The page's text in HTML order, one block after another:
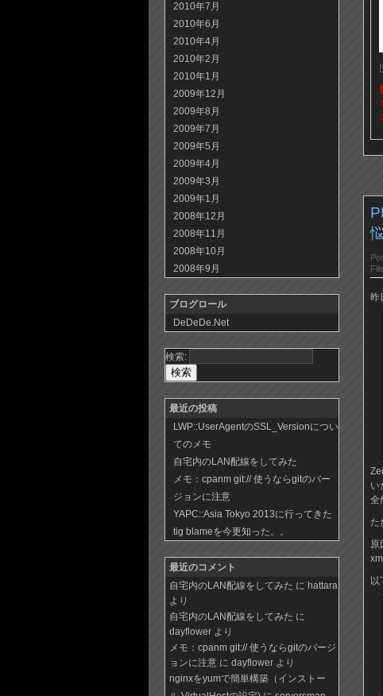
昨
い
全
た
原
以
2010年7月
2010年6月
2010年4月
2010年2月
2010年1月
2009年12月
2009年8月
2009年7月
2009年5月
2009年4月
2009年3月
2009年1月
2008年12月
2008年11月
2008年10月
2008年9月
ブログロール
DeDeDe.Net
検索:
最近の投稿
LWP::UserAgentのSSL_Versionについ
てのメモ
自宅内のLAN配線をしてみた
メモ：cpanm git:// 使うならgitのバー
ジョンに注意
YAPC::Asia Tokyo 2013に行ってきた
tig blameを今更知った。。
最近のコメント
自宅内のLAN配線をしてみた に hattara
より
自宅内のLAN配線をしてみた に
dayflower より
メモ：cpanm git:// 使うならgitのバージ
ョンに注意 に dayflower より
nginxをyumで簡単構築（インストー